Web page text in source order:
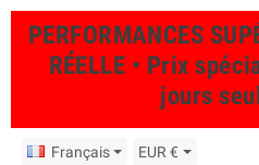
PERFORMANCES
RÉELLE • Prix
jours
Français EUR €